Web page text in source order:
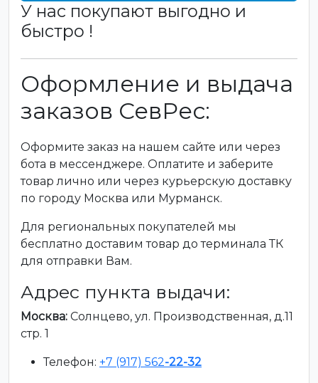
У нас покупают выгодно и
быстро !
Оформление и выдача
заказов СевРес:
Оформите заказ на нашем сайте или через
бота в мессенджере. Оплатите и заберите
товар лично или через курьерскую доставку
по городу Москва или Мурманск.
Для региональных покупателей мы
бесплатно доставим товар до терминала ТК
для отправки Вам.
Адрес пункта выдачи:
Москва: Солнцево, ул. Производственная, д.11
стр. 1
Телефон: +7 (917) 562-22-32